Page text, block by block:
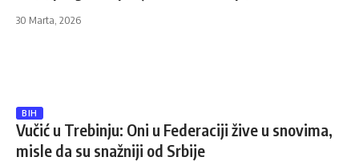
30 Marta, 2026
BIH
Vučić u Trebinju: Oni u Federaciji žive u snovima,
misle da su snažniji od Srbije